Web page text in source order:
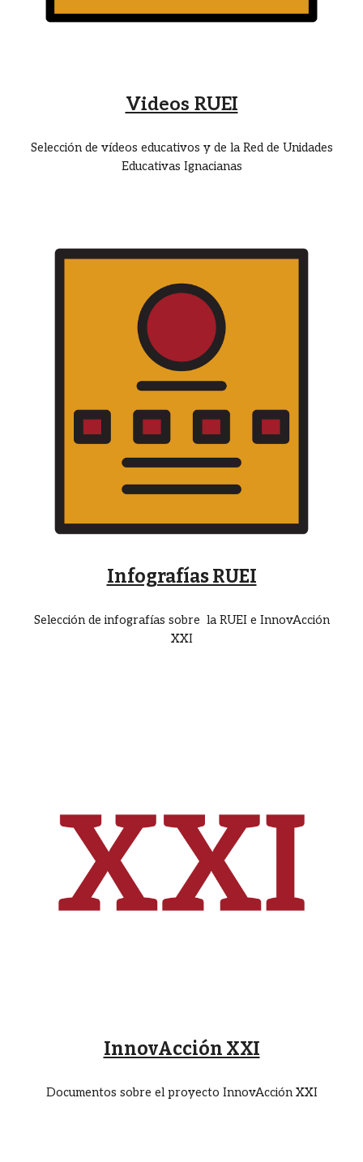
Videos RUEI
Selección de vídeos educativos y de la Red de Unidades
Educativas Ignacianas
Infografías RUEI
Selección de infografías sobre la RUEI e InnovAcción
XXI
InnovAcción XXI
Documentos sobre el proyecto InnovAcción XXI